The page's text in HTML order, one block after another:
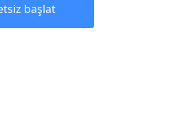
başlat